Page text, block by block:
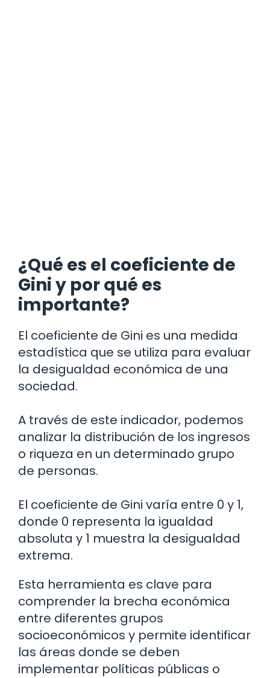
¿Qué es el coeficiente de
Gini y por qué es
importante?
El coeficiente de Gini es una medida
estadística que se utiliza para evaluar
la desigualdad económica de una
sociedad.
A través de este indicador, podemos
analizar la distribución de los ingresos
o riqueza en un determinado grupo
de personas.
El coeficiente de Gini varía entre 0 y 1,
donde 0 representa la igualdad
absoluta y 1 muestra la desigualdad
extrema.
Esta herramienta es clave para
comprender la brecha económica
entre diferentes grupos
socioeconómicos y permite identificar
las áreas donde se deben
implementar políticas públicas o